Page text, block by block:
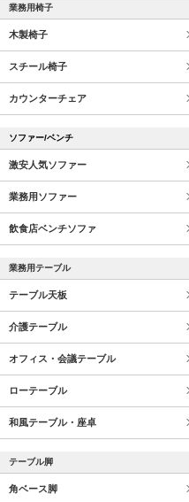
業務用椅子
木製椅子
スチール椅子
カウンターチェア
ソファー/ベンチ
激安人気ソファー
業務用ソファー
飲食店ベンチソファ
業務用テーブル
テーブル天板
介護テーブル
オフィス・会議テーブル
ローテーブル
和風テーブル・座卓
テーブル脚
角ベース脚